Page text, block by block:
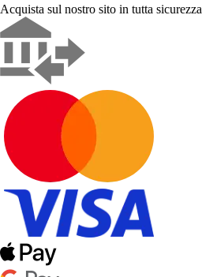
Acquista sul nostro sito in tutta sicurezza